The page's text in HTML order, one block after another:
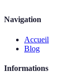
Navigation
Accueil
Blog
Informations